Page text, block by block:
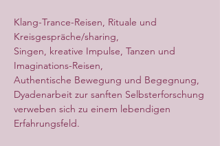
Klang-Trance-Reisen, Rituale und
Kreisgespräche/sharing,
Singen, kreative Impulse, Tanzen und
Imaginations-Reisen,
Authentische Bewegung und Begegnung,
Dyadenarbeit zur sanften Selbsterforschung
verweben sich zu einem lebendigen
Erfahrungsfeld.